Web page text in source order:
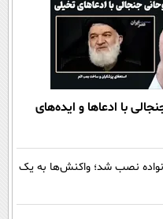
با ادعاها و ایده‌های
نصب شد؛ واکنش‌ها به یک